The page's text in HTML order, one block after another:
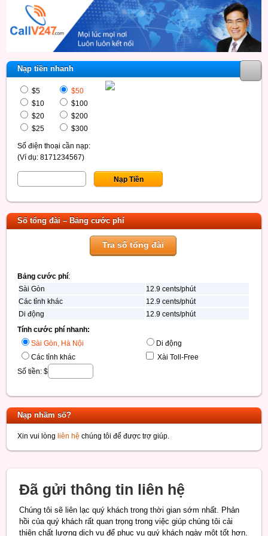
Nạp tiền nhanh
$5
$10
$20
$25
$50
$100
$200
$300
Số điện thoại cần nạp:
(Ví dụ: 8171234567)
Số tổng đài – Bảng cước phí
Tra số tổng đài
Bảng cước phí:
Sài Gòn
12.9 cents/phút
Các tỉnh khác
12.9 cents/phút
Di động
12.9 cents/phút
Tính cước phí nhanh:
Sài Gòn, Hà Nội
Di động
Các tỉnh khác
Xài Toll-Free
Số tiền: $
Nạp nhầm số?
Xin vui lòngliên hệ chúng tôi để được trợ giúp.
Đã gửi thông tin liên hệ
Chúng tôi sẽ liên lạc quý khách trong thời gian sớm nhất. Phản
hồi của quý khách rất quan trọng trong việc giúp chúng tôi cải
thiện chất lượng dịch vụ để phục vụ quý khách ngày một tốt hơn.